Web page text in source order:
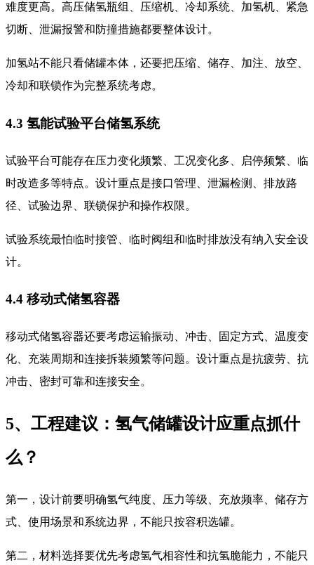
难度更高。高压储氢瓶组、压缩机、冷却系统、加氢机、紧急
切断、泄漏报警和防撞措施都要整体设计。
加氢站不能只看储罐本体，还要把压缩、储存、加注、放空、
冷却和联锁作为完整系统考虑。
4.3 氢能试验平台储氢系统
试验平台可能存在压力变化频繁、工况变化多、启停频繁、临
时改造多等特点。设计重点是接口管理、泄漏检测、排放路
径、试验边界、联锁保护和操作权限。
试验系统最怕临时接管、临时阀组和临时排放没有纳入安全设
计。
4.4 移动式储氢容器
移动式储氢容器还要考虑运输振动、冲击、固定方式、温度变
化、充装周期和连接拆装频繁等问题。设计重点是抗疲劳、抗
冲击、密封可靠和连接安全。
5、工程建议：氢气储罐设计应重点抓什
么？
第一，设计前要明确氢气纯度、压力等级、充放频率、储存方
式、使用场景和系统边界，不能只按容积选罐。
第二，材料选择要优先考虑氢气相容性和抗氢脆能力，不能只